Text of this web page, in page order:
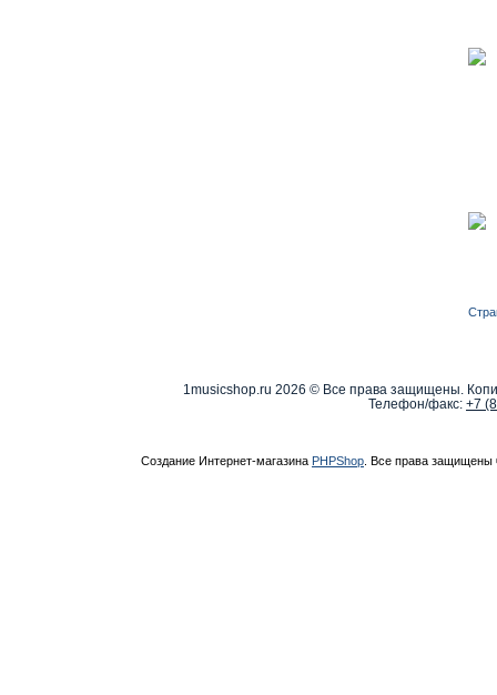
1musicshop.ru 2026 © Все права защищены.
Телефон/факс: +7
Создание Интернет-магазина PHPShop . Все права защищены